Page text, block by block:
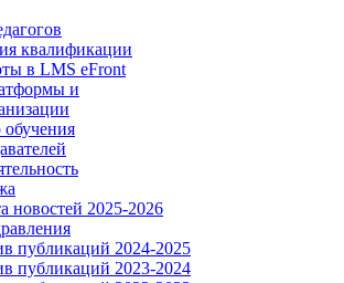
квалификации
в LMS eFront
и
обучения
новостей 2025-2026
публикаций 2024-2025
публикаций 2023-2024